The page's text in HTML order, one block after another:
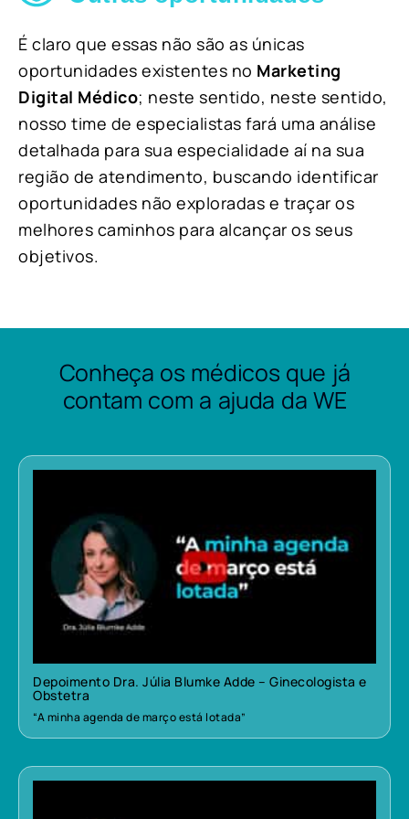
É claro que essas não são as únicas
oportunidades existentes no Marketing
Digital Médico; neste sentido, neste sentido,
nosso time de especialistas fará uma análise
detalhada para sua especialidade aí na sua
região de atendimento, buscando identificar
oportunidades não exploradas e traçar os
melhores caminhos para alcançar os seus
objetivos.
Conheça os médicos que já
contam com a ajuda da WE
Depoimento Dra. Júlia Blumke Adde – Ginecologista e
Obstetra
“A minha agenda de março está lotada”